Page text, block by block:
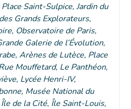
Place Saint-Sulpice, Jardin du
Grands Explorateurs,
Observatoire de Paris,
Galerie de l’Évolution,
Arènes de Lutèce, Place
Mouffetard, Le Panthéon,
Lycée Henri-IV,
Musée National du
de la Cité, Île Saint-Louis,